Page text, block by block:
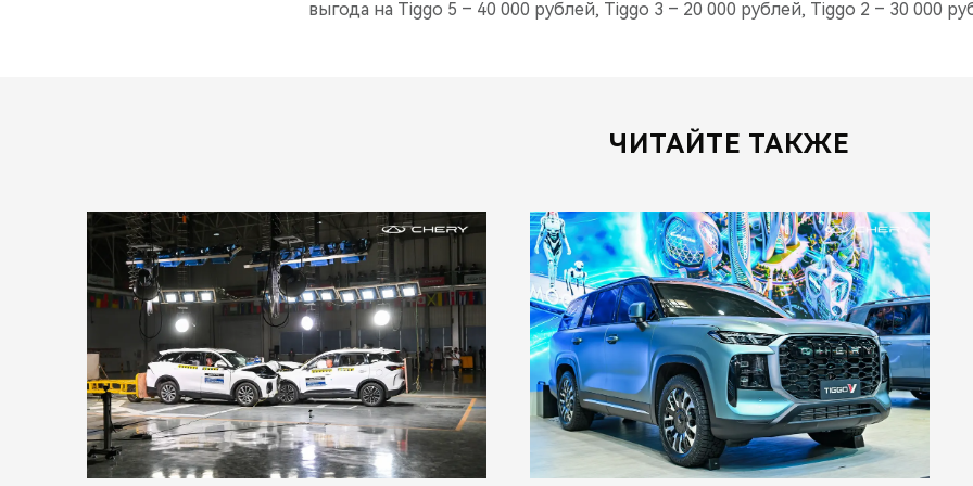
выгода на Tiggo 5 – 40 000 рублей, Tiggo 3 – 20 000 рублей, Tiggo 2 – 30 000
ЧИТАЙТЕ ТАКЖЕ